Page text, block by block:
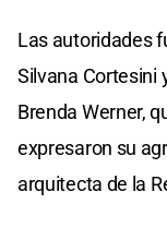
Las autoridades
Silvana Cortesini
Brenda Werner,
expresaron su
arquitecta de la